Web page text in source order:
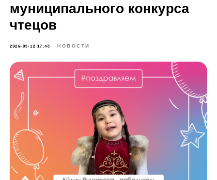
муниципального конкурса
чтецов
2026-03-12 17:48 НОВОСТИ